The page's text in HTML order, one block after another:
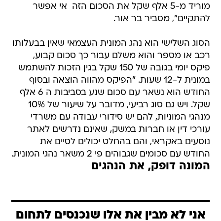
מוריד מ-5 אלף שקל את הסכום הזה  אי אפשר
להתקיים", מסביר בר אור.
הסוג השלישי הוא נהג המונית העצמאי שאין בבעלותו
רכב או מספר והוא משלם עבור כך סכום קבוע,
פיקס יומי בגובה של 150 שקל בגין הזכות להשתמש
במונית ל-12 שעות. "הפיקס מהווה הוצאה ובסוף
החודש הוא נשאר עם סכום שנע בסביבות ה 6 אלף
שקל. ויש גם סוג רביעי, מדובר על שיעור של 10%
מנהגי המוניות, להם יש סידורי עבודה עם משרדי
עורכי דין או חברות במשק, שאינם נדרשים לאתר
נוסעים באקראי, והם בהחלט יכולים לסיים את
החודש עם סכומים שגבוהים פי 2 משאר נהגי המונית.
המונה דופק, את הנהגים
אני לא מבין את אלו שנכנסים לתחום